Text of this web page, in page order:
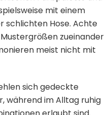
mit einem
schlichten Hose. Achte
zueinander
meist nicht mit
sich gedeckte
während im Alltag ruhig